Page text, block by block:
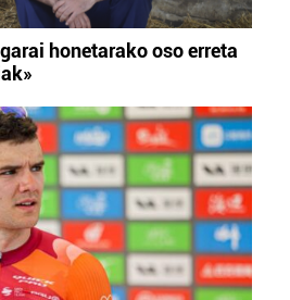
honetarako oso erreta